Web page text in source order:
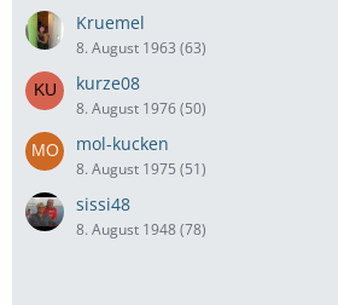
Kruemel
8. August 1963 (63)
kurze08
8. August 1976 (50)
mol-kucken
8. August 1975 (51)
sissi48
8. August 1948 (78)